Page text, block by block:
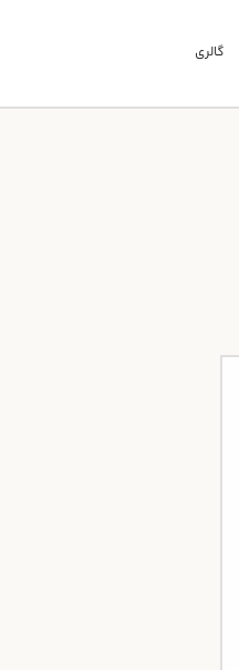
گالری